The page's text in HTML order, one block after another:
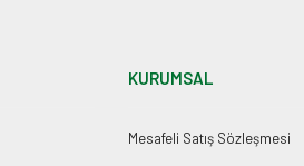
KURUMSAL
Mesafeli Satış Sözleşmesi